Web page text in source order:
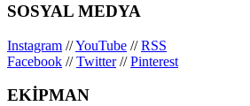
SOSYAL MEDYA
Instagram //YouTube //RSS
Facebook //Twitter//Pinterest
EKİPMAN